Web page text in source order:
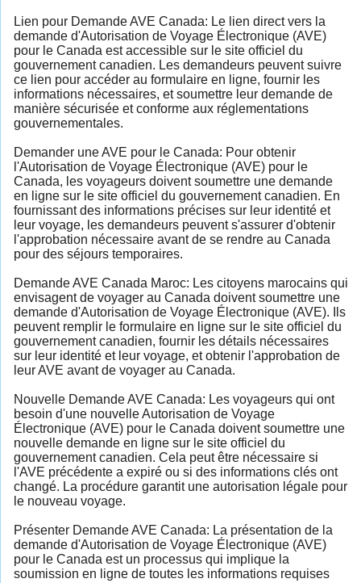
Lien pour Demande AVE Canada: Le lien direct vers la
demande d'Autorisation de Voyage Électronique (AVE)
pour le Canada est accessible sur le site officiel du
gouvernement canadien. Les demandeurs peuvent suivre
ce lien pour accéder au formulaire en ligne, fournir les
informations nécessaires, et soumettre leur demande de
manière sécurisée et conforme aux réglementations
gouvernementales.
Demander une AVE pour le Canada: Pour obtenir
l'Autorisation de Voyage Électronique (AVE) pour le
Canada, les voyageurs doivent soumettre une demande
en ligne sur le site officiel du gouvernement canadien. En
fournissant des informations précises sur leur identité et
leur voyage, les demandeurs peuvent s'assurer d'obtenir
l'approbation nécessaire avant de se rendre au Canada
pour des séjours temporaires.
Demande AVE Canada Maroc: Les citoyens marocains qui
envisagent de voyager au Canada doivent soumettre une
demande d'Autorisation de Voyage Électronique (AVE). Ils
peuvent remplir le formulaire en ligne sur le site officiel du
gouvernement canadien, fournir les détails nécessaires
sur leur identité et leur voyage, et obtenir l'approbation de
leur AVE avant de voyager au Canada.
Nouvelle Demande AVE Canada: Les voyageurs qui ont
besoin d'une nouvelle Autorisation de Voyage
Électronique (AVE) pour le Canada doivent soumettre une
nouvelle demande en ligne sur le site officiel du
gouvernement canadien. Cela peut être nécessaire si
l'AVE précédente a expiré ou si des informations clés ont
changé. La procédure garantit une autorisation légale pour
le nouveau voyage.
Présenter Demande AVE Canada: La présentation de la
demande d'Autorisation de Voyage Électronique (AVE)
pour le Canada est un processus qui implique la
soumission en ligne de toutes les informations requises